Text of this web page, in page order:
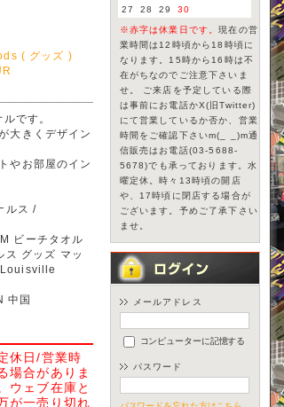
( グッズ )
です。
大きくデザイン
やお部屋のイン
ルス /
ビーチタオル
ス グッズ マッ
Louisville
中国
休日/営業時
場合がありま
ウェブ在庫と
が一売り切れ
27
28 29 30
※赤字は休業日です。現在の営
業時間は12時頃から18時頃に
なります。15時から16時は不
在がちなのでご注意下さいま
せ。 ご来店を予定している際
は事前にお電話かX(旧Twitter)
にて営業しているか否か、営業
時間をご確認下さいm(_ _)m通
信販売はお電話(03-5688-
5678)でも承っております。水
曜定休。時々13時頃の開店
や、17時頃に閉店する場合が
ございます。予めご了承下さい
ませ。
メールアドレス
コンピューターに記憶する
パスワード